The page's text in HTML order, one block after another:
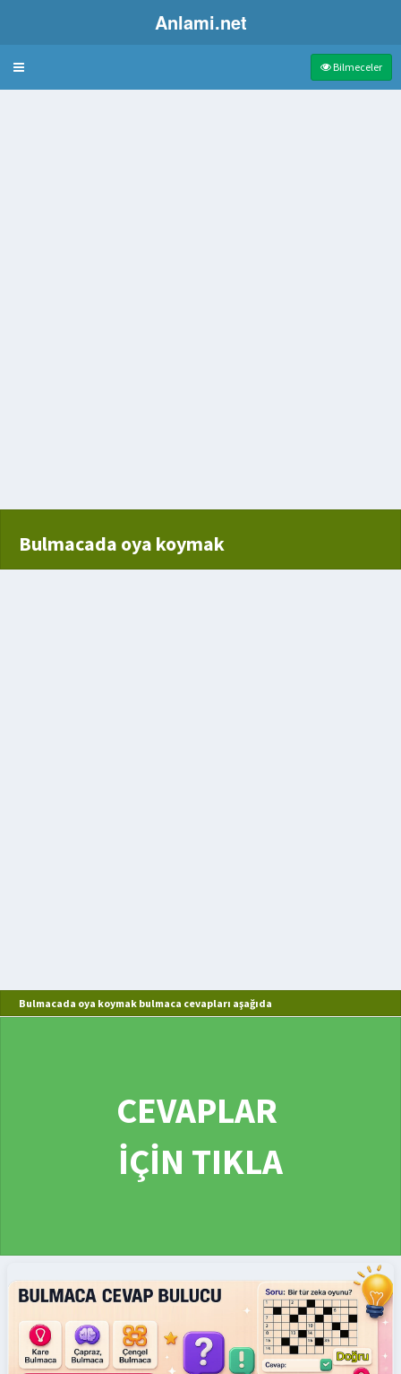
Anlami.net
Bulmaca Bilmeceler
Bulmacada oya koymak
Bulmacada oya koymak bulmaca cevapları aşağıda
CEVAPLAR
İÇİN TIKLA